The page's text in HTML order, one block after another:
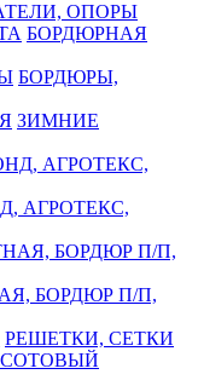
ОПОРЫ
БОРДЮРНАЯ
БОРДЮРЫ,
ЗИМНИЕ
АГРОТЕКС,
БОРДЮР П/П,
РЕШЕТКИ, СЕТКИ